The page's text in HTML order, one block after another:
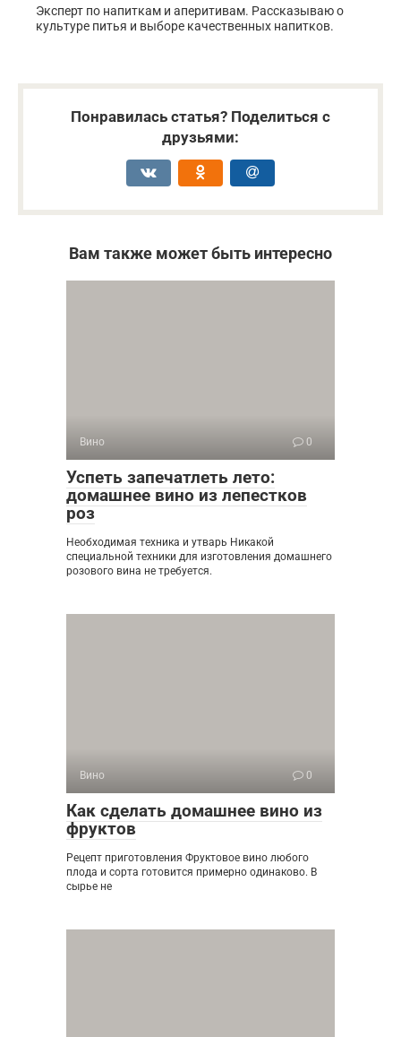
Эксперт по напиткам и аперитивам. Рассказываю о
культуре питья и выборе качественных напитков.
Понравилась статья? Поделиться с
друзьями:
Вам также может быть интересно
Вино 0
Успеть запечатлеть лето:
домашнее вино из лепестков
роз
Необходимая техника и утварь Никакой
специальной техники для изготовления домашнего
розового вина не требуется.
Вино 0
Как сделать домашнее вино из
фруктов
Рецепт приготовления Фруктовое вино любого
плода и сорта готовится примерно одинаково. В
сырье не